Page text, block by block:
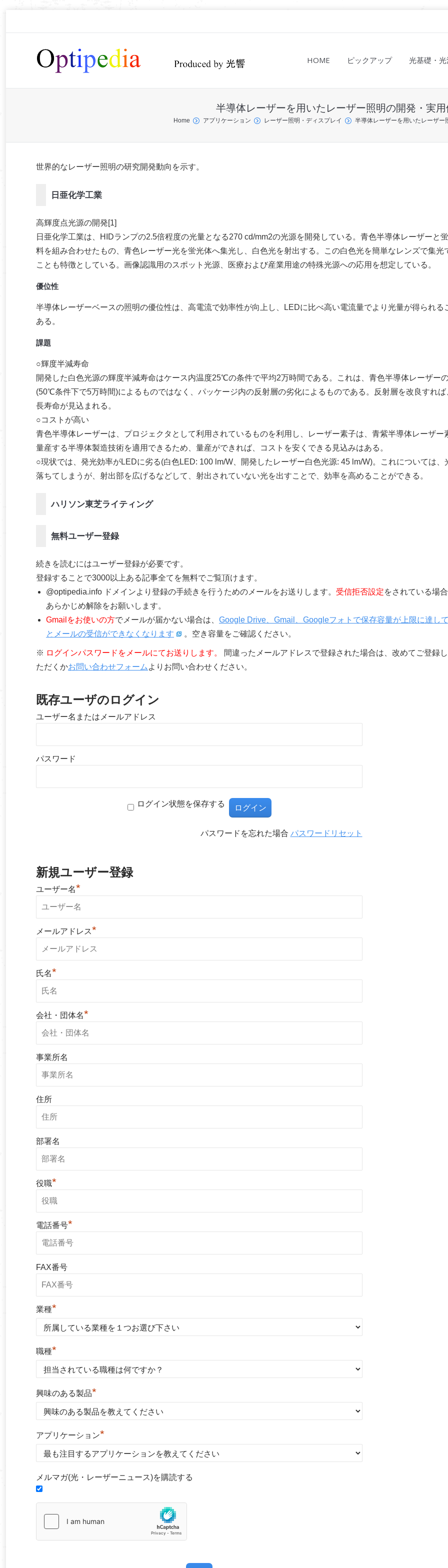
HOME ピックアップ 光基礎・
半導体レーザーを用いたレーザー照明の開発・実
Home アプリケーション レーザー照明・ディスプレイ 半導体レーザーを用いたレーザー
世界的なレーザー照明の研究開発動向を示す。
日亜化学工業
高輝度点光源の開発[1]
日亜化学工業は、HIDランプの2.5倍程度の光量となる270 cd/mm2の光源を開発している。青色半導体レーザーと
料を組み合わせたもの、青色レーザー光を蛍光体へ集光し、白色光を射出する。この白色光を簡単なレンズで集光
ことも特徴としている。画像認識用のスポット光源、医療および産業用途の特殊光源への応用を想定している。
優位性
半導体レーザーベースの照明の優位性は、高電流で効率性が向上し、LEDに比べ高い電流量でより光量が得られる
ある。
課題
○輝度半減寿命
開発した白色光源の輝度半減寿命はケース内温度25℃の条件で平均2万時間である。これは、青色半導体レーザー
(50℃条件下で5万時間)によるものではなく、パッケージ内の反射層の劣化によるものである。反射層を改良すれば
長寿命が見込まれる。
○コストが高い
青色半導体レーザーは、プロジェクタとして利用されているものを利用し、レーザー素子は、青紫半導体レーザー
量産する半導体製造技術を適用できるため、量産ができれば、コストを安くできる見込みはある。
○現状では、発光効率がLEDに劣る(白色LED: 100 lm/W、開発したレーザー白色光源: 45 lm/W)。これについては、
落ちてしまうが、射出部を広げるなどして、射出されていない光を出すことで、効率を高めることができる。
ハリソン東芝ライティング
無料ユーザー登録
続きを読むにはユーザー登録が必要です。
登録することで3000以上ある記事全てを無料でご覧頂けます。
@optipedia.info ドメインより登録の手続きを行うためのメールをお送りします。 受信拒否設定をされている場
あらかじめ解除をお願いします。
Gmailをお使いの方でメールが届かない場合は、 Google Drive、Gmail、Googleフォトで保存容量が上限に達し
とメールの受信ができなくなります
。空き容量をご確認ください。
※ ログインパスワードをメールにてお送りします。
間違ったメールアドレスで登録された場合は、改めてご登録
ただくかお問い合わせフォーム よりお問い合わせください。
既存ユーザのログイン
ユーザー名またはメールアドレス
パスワード
ログイン状態を保存する
パスワードを忘れた場合 パスワードリセット
新規ユーザー登録
ユーザー名*
メールアドレス*
氏名*
会社・団体名*
事業所名
住所
部署名
役職*
電話番号*
FAX番号
業種*
職種*
興味のある製品*
アプリケーション*
メルマガ(光・レーザーニュース)を購読する